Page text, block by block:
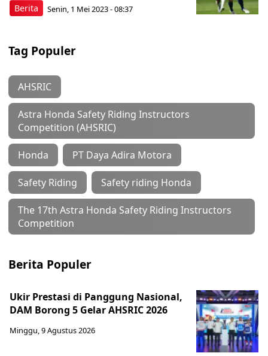
Berita Senin, 1 Mei 2023 - 08:37
Tag Populer
AHSRIC
Astra Honda Safety Riding Instructors
Competition (AHSRIC)
Honda PT Daya Adira Motora
Safety Riding Safety riding Honda
The 17th Astra Honda Safety Riding Instructors
Competition
Berita Populer
Ukir Prestasi di Panggung Nasional,
DAM Borong 5 Gelar AHSRIC 2026
Minggu, 9 Agustus 2026